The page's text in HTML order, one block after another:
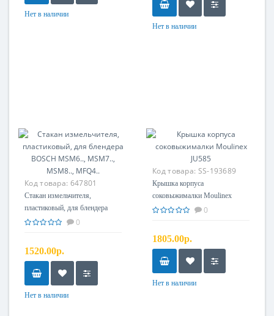
Нет в наличии
Нет в наличии
Код товара: 647801
Стакан измельчителя,
пластиковый, для блендера
BOSCH MSM6.., MSM7..,
0
1520.00р.
Нет в наличии
Код товара: SS-193689
Крышка корпуса
соковыжималки Moulinex
JU585
0
1805.00р.
Нет в наличии